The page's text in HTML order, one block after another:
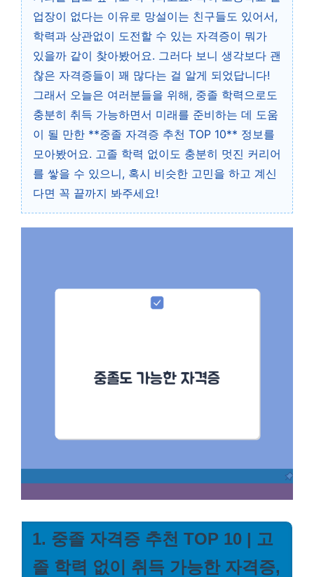
업장이 없다는 이유로 망설이는 친구들도 있어서,
학력과 상관없이 도전할 수 있는 자격증이 뭐가
있을까 같이 찾아봤어요. 그러다 보니 생각보다 괜
찮은 자격증들이 꽤 많다는 걸 알게 되었답니다!
그래서 오늘은 여러분들을 위해, 중졸 학력으로도
충분히 취득 가능하면서 미래를 준비하는 데 도움
이 될 만한 **중졸 자격증 추천 TOP 10** 정보를
모아봤어요. 고졸 학력 없이도 충분히 멋진 커리어
를 쌓을 수 있으니, 혹시 비슷한 고민을 하고 계신
다면 꼭 끝까지 봐주세요!
1. 중졸 자격증 추천 TOP 10 | 고
졸 학력 없이 취득 가능한 자격증,